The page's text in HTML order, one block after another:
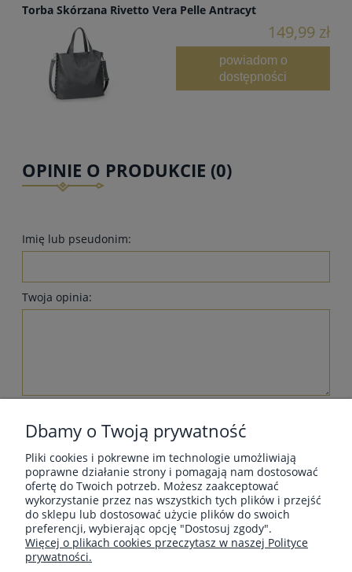
Torba Skórzana Rivetto Vera Pelle Antracyt
149,99 zł
powiadom o
dostępności
OPINIE O PRODUKCIE (0)
Imię lub pseudonim:
Twoja opinia:
MOJE KONTO
Dbamy o Twoją prywatność
Pliki cookies i pokrewne im technologie umożliwiają
poprawne działanie strony i pomagają nam dostosować
ofertę do Twoich potrzeb. Możesz zaakceptować
wykorzystanie przez nas wszystkich tych plików i przejść
do sklepu lub dostosować użycie plików do swoich
preferencji, wybierając opcję "Dostosuj zgody".
Więcej o plikach cookies przeczytasz w naszej Polityce
prywatności.